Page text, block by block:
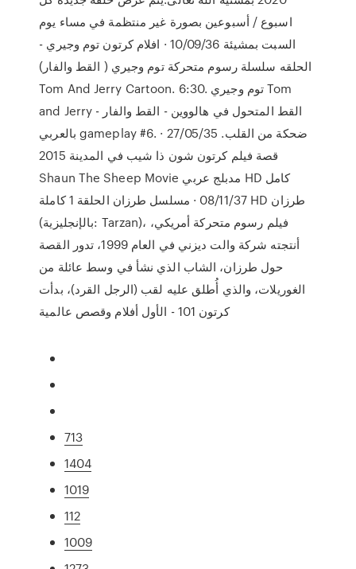
اسبوع / أسبوعين بصورة غير منتظمة في مساء يوم
السبت بمشيئة 10/09/36 · افلام كرتون توم وجيري -
الحلقه سلسلة رسوم متحركة توم وجيري ( القط والفار)
Tom And Jerry Cartoon. 6:30. توم وجيري Tom
and Jerry - القط المتحول في هالووين - القط والفار
بالعربي gameplay #6. ضحكة من القلب. 27/05/35 ·
قصة فيلم كرتون شون ذا شيب في المدينة 2015
Shaun The Sheep Movie مدبلج عربي HD كامل
08/11/37 · مسلسل طرزان الحلقة 1 كاملة HD طرزان
(بالإنجليزية: Tarzan)، فيلم رسوم متحركة أمريكي،
أنتجته شركة والت ديزني في العام 1999، تدور القصة
حول طرزان، الشاب الذي نشأ في وسط عائلة من
الغوريلات، والذي أُطلق عليه لقب (الرجل القرد)، بدأت
كرتون 101 - الأول أفلام وقصص عالمية
713
1404
1019
112
1009